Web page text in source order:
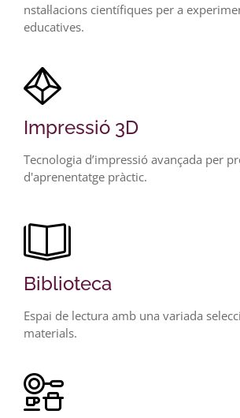
nstal·lacions científiques per a
educatives.
Impressió 3D
Tecnologia d’impressió avançada per
d'aprenentatge pràctic.
Biblioteca
Espai de lectura amb una variada
materials.